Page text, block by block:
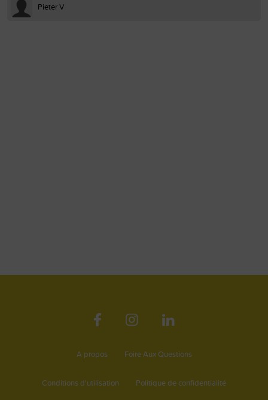
Pieter V
A propos Foire Aux Questions
Conditions d'utilisation Politique de confidentialité